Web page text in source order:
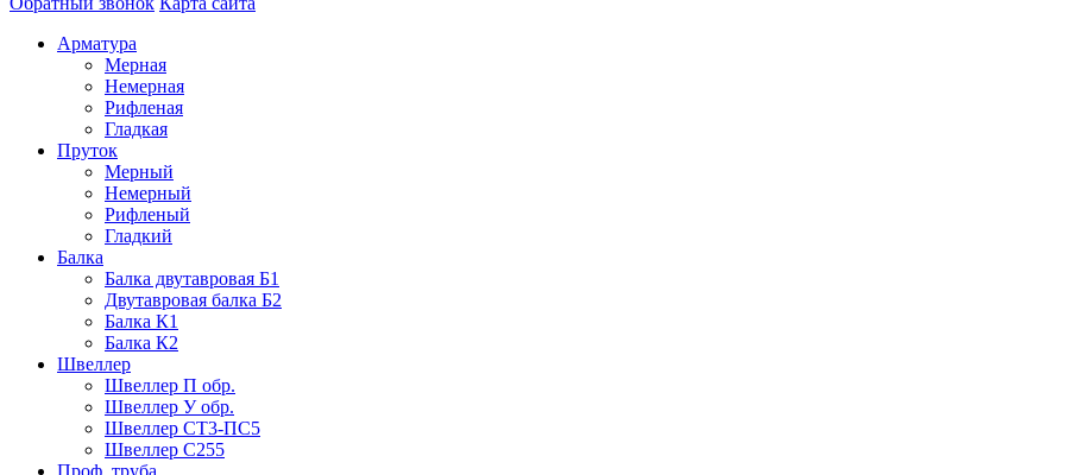
Арматура
Мерная
Немерная
Рифленая
Гладкая
Пруток
Мерный
Немерный
Рифленый
Гладкий
Балка
Балка двутавровая Б1
Двутавровая балка Б2
Балка К1
Балка К2
Швеллер
Швеллер П обр.
Швеллер У обр.
Швеллер СТ3-ПС5
Швеллер С255
Проф. труба